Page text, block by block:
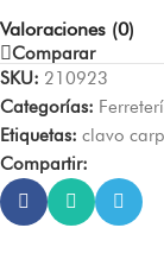
Valoraciones (0)
Comparar
SKU: 210923
Categorías:
Etiquetas: clavo
Compartir: